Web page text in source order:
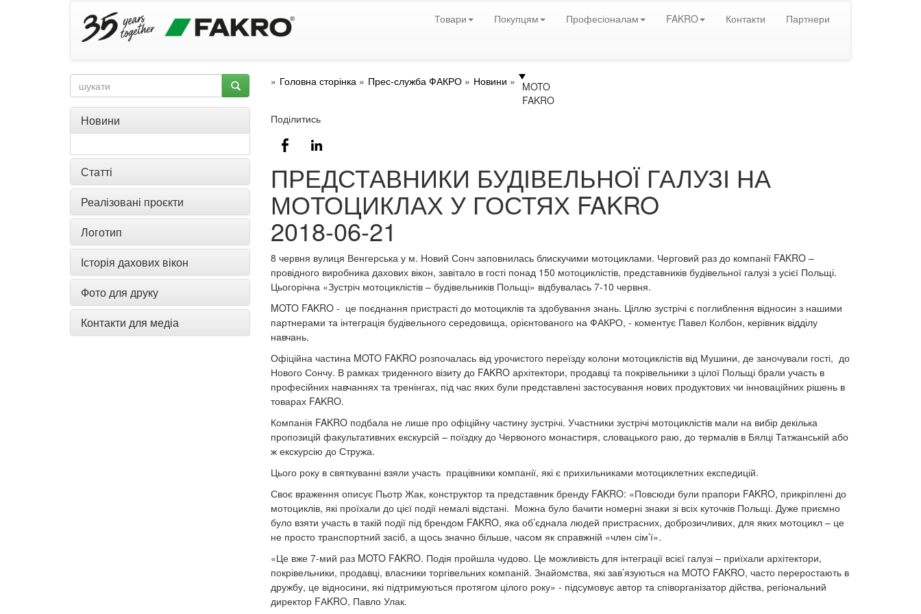
Товари Покупцям Професіоналам FAKRO Контакти Партнери
Головна сторінка Прес-служба ФАКРО Новини
MOTO
FAKRO
Новини
Статті
Реалізовані проєкти
Логотип
Історія дахових вікон
Фото для друку
Контакти для медіа
Поділитись
ПРЕДСТАВНИКИ БУДІВЕЛЬНОЇ ГАЛУЗІ НА
МОТОЦИКЛАХ У ГОСТЯХ FAKRO
2018-06-21
8 червня вулиця Венгерська у м. Новий Сонч заповнилась блискучими мотоциклами. Черговий раз до компанії FAKRO –
провідного виробника дахових вікон, завітало в гості понад 150 мотоциклістів, представників будівельної галузі з усієї Польщі.
Цьогорічна «Зустріч мотоциклістів – будівельників Польщі» відбувалась 7-10 червня.
MOTO FAKRO - це поєднання пристрасті до мотоциклів та здобування знань. Ціллю зустрічі є поглиблення відносин з нашими
партнерами та інтеграція будівельного середовища, орієнтованого на ФАКРО, - коментує Павел Колбон, керівник відділу
навчань.
Офіційна частина MOTO FAKRO розпочалась від урочистого переїзду колони мотоциклістів від Мушини, де заночували гості, до
Нового Сончу. В рамках триденного візиту до FAKRO архітектори, продавці та покрівельники з цілої Польщі брали участь в
професійних навчаннях та тренінгах, під час яких були представлені застосування нових продуктових чи інноваційних рішень в
товарах FAKRO.
Компанія FAKRO подбала не лише про офіційну частину зустрічі. Участники зустрічі мотоциклістів мали на вибір декілька
пропозицій факультативних екскурсій – поїздку до Червоного монастиря, словацького раю, до термалів в Бялці Татжанській або
ж екскурсію до Стружа.
Цього року в святкуванні взяли участь працівники компанії, які є прихильниками мотоциклетних експедицій.
Своє враження описує Пьотр Жак, конструктор та представник бренду FAKRO: «Повсюди були прапори FAKRO, прикріплені до
мотоциклів, які проїхали до цієї події немалі відстані. Можна було бачити номерні знаки зі всіх куточків Польщі. Дуже приємно
було взяти участь в такій події під брендом FAKRO, яка об’єднала людей пристрасних, доброзичливих, для яких мотоцикл – це
не просто транспортний засіб, а щось значно більше, часом як справжній «член сім’ї».
«Це вже 7-мий раз MOTO FAKRO. Подія пройшла чудово. Це можливість для інтеграції всієї галузі – приїхали архітектори,
покрівельники, продавці, власники торгівельних компаній. Знайомства, які зав’язуються на MOTO FAKRO, часто переростають в
дружбу, це відносини, які підтримуються протягом цілого року» - підсумовує автор та співорганізатор дійства, регіональний
директор FАKRO, Павло Улак.